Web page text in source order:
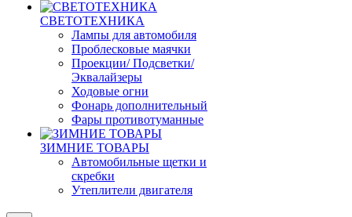
СВЕТОТЕХНИКА
Лампы для автомобиля
Проблесковые маячки
Проекции/ Подсветки/
Эквалайзеры
Ходовые огни
Фонарь дополнительный
Фары противотуманные
ЗИМНИЕ ТОВАРЫ
Автомобильные щетки и
скребки
Утеплители двигателя